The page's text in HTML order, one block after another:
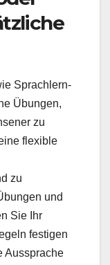
Sprachlern-
Übungen,
zu
flexible
zu
und
Sie Ihr
festigen
Aussprache